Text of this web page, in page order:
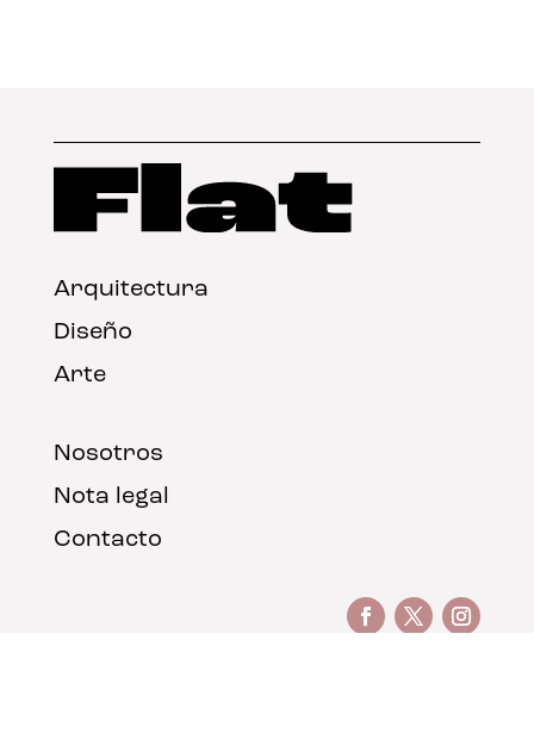
Arquitectura
Diseño
Arte
Nosotros
Nota legal
Contacto